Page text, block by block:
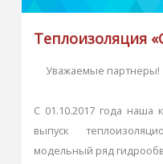
Теплоизоляция
Уважаемые партнеры!
С 01.10.2017 года наша
выпуск
модельный ряд